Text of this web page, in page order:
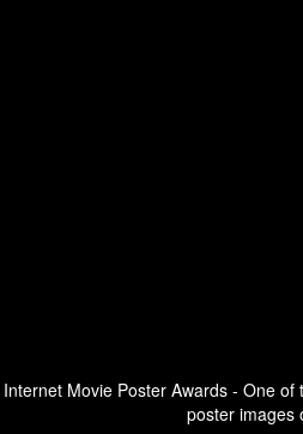
Internet Movie Poster Awards - One
poster images